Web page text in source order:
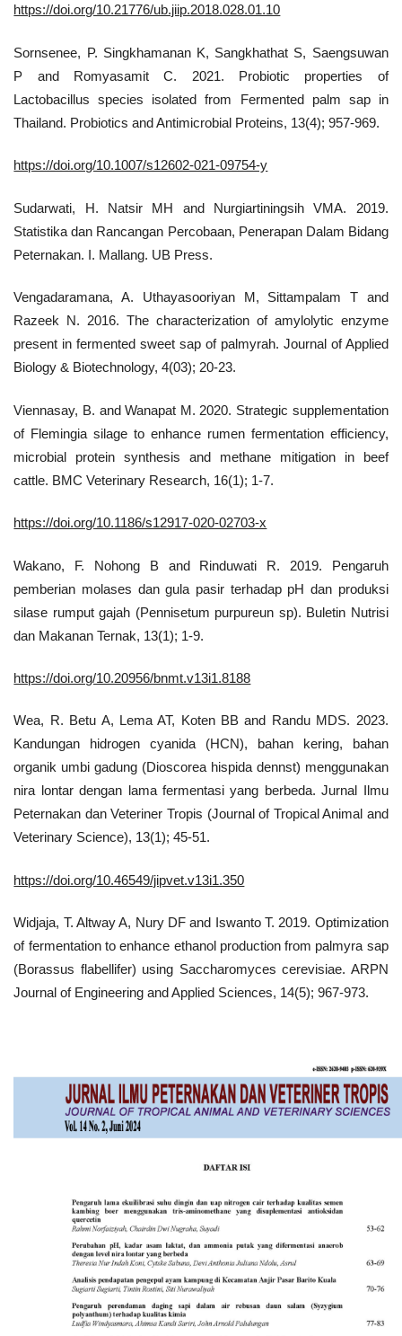
https://doi.org/10.21776/ub.jiip.2018.028.01.10
Sornsenee, P. Singkhamanan K, Sangkhathat S, Saengsuwan
P and Romyasamit C. 2021. Probiotic properties of
Lactobacillus species isolated from Fermented palm sap in
Thailand. Probiotics and Antimicrobial Proteins, 13(4); 957-969.
https://doi.org/10.1007/s12602-021-09754-y
Sudarwati, H. Natsir MH and Nurgiartiningsih VMA. 2019.
Statistika dan Rancangan Percobaan, Penerapan Dalam Bidang
Peternakan. I. Mallang. UB Press.
Vengadaramana, A. Uthayasooriyan M, Sittampalam T and
Razeek N. 2016. The characterization of amylolytic enzyme
present in fermented sweet sap of palmyrah. Journal of Applied
Biology & Biotechnology, 4(03); 20-23.
Viennasay, B. and Wanapat M. 2020. Strategic supplementation
of Flemingia silage to enhance rumen fermentation efficiency,
microbial protein synthesis and methane mitigation in beef
cattle. BMC Veterinary Research, 16(1); 1-7.
https://doi.org/10.1186/s12917-020-02703-x
Wakano, F. Nohong B and Rinduwati R. 2019. Pengaruh
pemberian molases dan gula pasir terhadap pH dan produksi
silase rumput gajah (Pennisetum purpureun sp). Buletin Nutrisi
dan Makanan Ternak, 13(1); 1-9.
https://doi.org/10.20956/bnmt.v13i1.8188
Wea, R. Betu A, Lema AT, Koten BB and Randu MDS. 2023.
Kandungan hidrogen cyanida (HCN), bahan kering, bahan
organik umbi gadung (Dioscorea hispida dennst) menggunakan
nira lontar dengan lama fermentasi yang berbeda. Jurnal Ilmu
Peternakan dan Veteriner Tropis (Journal of Tropical Animal and
Veterinary Science), 13(1); 45-51.
https://doi.org/10.46549/jipvet.v13i1.350
Widjaja, T. Altway A, Nury DF and Iswanto T. 2019. Optimization
of fermentation to enhance ethanol production from palmyra sap
(Borassus flabellifer) using Saccharomyces cerevisiae. ARPN
Journal of Engineering and Applied Sciences, 14(5); 967-973.